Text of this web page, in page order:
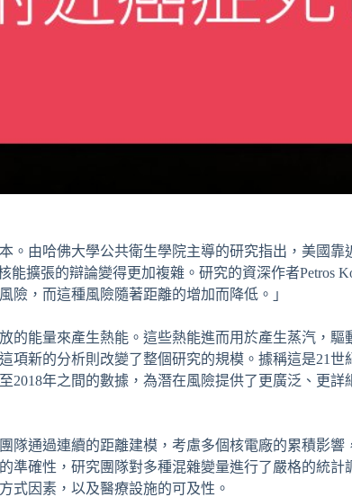
。由哈佛大學公共衛生學院主導的研究指出，美國靠
擴張的辯論變得更加複雜。研究的資深作者Petros
險，而這種風險隨著距離的增加而降低。」
的能量來產生熱能。這些熱能進而用於產生蒸汽，驅
項新的分析則改變了整個研究的規模。據稱這是21世
2018年之間的數據，為潛在風險提供了更廣泛、更詳
隊通過連續的距離建模，考慮多個核電廠的累積影響
準確性，研究團隊對多種混雜變量進行了嚴格的統計
式因素，以及醫療設施的可及性。